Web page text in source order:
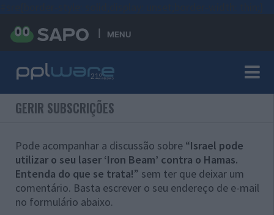
MENU
GERIR SUBSCRIÇÕES
Pode acompanhar a discussão sobre “Israel pode
utilizar o seu laser ‘Iron Beam’ contra o Hamas.
Entenda do que se trata!” sem ter que deixar um
comentário. Basta escrever o seu endereço de e-mail
no formulário abaixo.